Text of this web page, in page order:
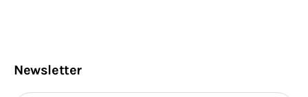
Newsletter